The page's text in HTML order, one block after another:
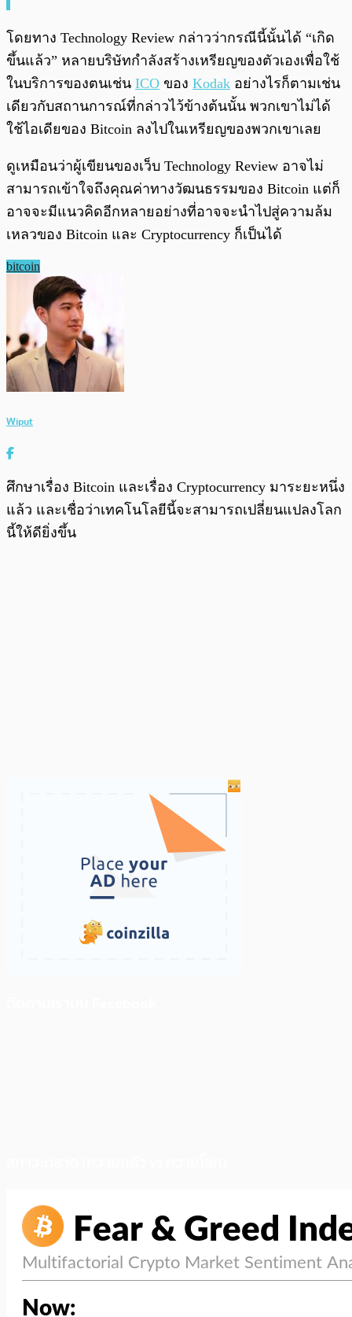
โดยทาง Technology Review กล่าวว่ากรณีนี้นั้นได้ “เกิด
ขึ้นแล้ว” หลายบริษัทกำลังสร้างเหรียญของตัวเองเพื่อใช้
ในบริการของตนเช่น ICO ของ Kodak อย่างไรก็ตามเช่น
เดียวกับสถานการณ์ที่กล่าวไว้ข้างต้นนั้น พวกเขาไม่ได้
ใช้ไอเดียของ Bitcoin ลงไปในเหรียญของพวกเขาเลย
ดูเหมือนว่าผู้เขียนของเว็บ Technology Review อาจไม่
สามารถเข้าใจถึงคุณค่าทางวัฒนธรรมของ Bitcoin แต่ก็
อาจจะมีแนวคิดอีกหลายอย่างที่อาจจะนำไปสู่ความล้ม
เหลวของ Bitcoin และ Cryptocurrency ก็เป็นได้
bitcoin
Wiput
ศึกษาเรื่อง Bitcoin และเรื่อง Cryptocurrency มาระยะหนึ่ง
แล้ว และเชื่อว่าเทคโนโลยีนี้จะสามารถเปลี่ยนแปลงโลก
นี้ให้ดียิ่งขึ้น